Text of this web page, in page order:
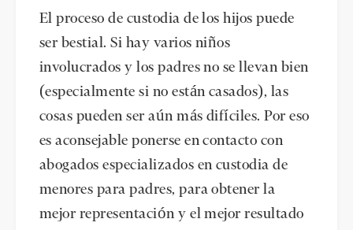
El proceso de custodia de los hijos puede
ser bestial. Si hay varios niños
involucrados y los padres no se llevan bien
(especialmente si no están casados), las
cosas pueden ser aún más difíciles. Por eso
es aconsejable ponerse en contacto con
abogados especializados en custodia de
menores para padres, para obtener la
mejor representación y el mejor resultado